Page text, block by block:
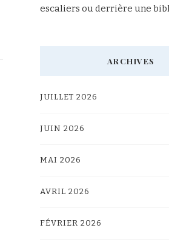
escaliers ou derrière une
ARCHIVES
JUILLET 2026
JUIN 2026
MAI 2026
AVRIL 2026
FÉVRIER 2026